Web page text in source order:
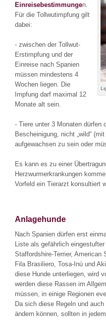
Einreisebestimmungen.
Für die Tollwutimpfung gilt
dabei:
- zwischen der Tollwut-
Erstimpfung und der
Einreise nach Spanien
müssen mindestens 4
Wochen liegen. Die
Impfung darf maximal 12
Monate alt sein.
- Tiere unter 3 Monaten dürfen
Bescheinigung, nicht „wild“
aufgewachsen zu sein oder
Es kann es zu einer
Herzwurmerkrankungen
Vorfeld ein Tierarzt konsultiert
Anlagehunde
Nach Spanien dürfen erst
Liste als gefährlich
Staffordshire-Terrier, American
Fila Brasiliero, Tosa-Inú und
diese Hunde unterliegen, wird
werden diese Rassen im
müssen, in einige Regionen
Da sich diese Regeln und
ändern können, sollten in